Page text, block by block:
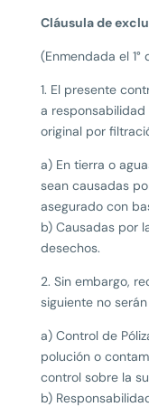
Cláusula de
(Enmendada el
1. El presente
a
original por
a) En tierra o
sean causadas
asegurado con
b) Causadas por
desechos.
2. Sin embargo,
siguiente no
a) Control de
polución o
control sobre la
b)